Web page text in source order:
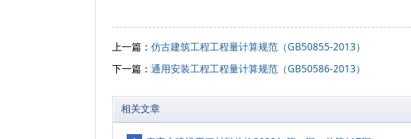
上一篇： 仿古建筑工程工程量计算规范（GB50855-2013）
下一篇： 通用安装工程工程量计算规范（GB50586-2013）
相关文章